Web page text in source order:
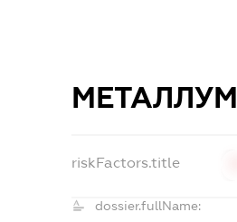
МЕТАЛЛУМ
riskFactors.title
dossier.fullName: